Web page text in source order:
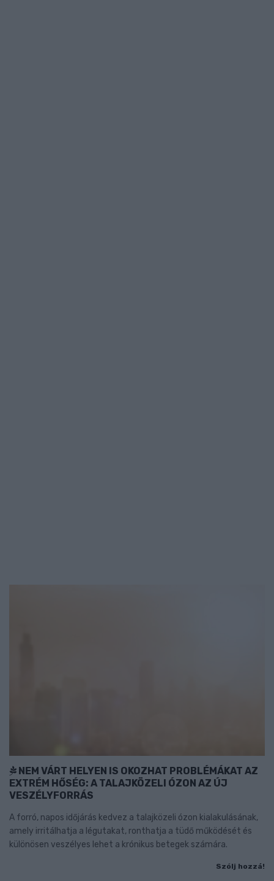
NEM VÁRT HELYEN IS OKOZHAT PROBLÉMÁKAT AZ
EXTRÉM HŐSÉG: A TALAJKÖZELI ÓZON AZ ÚJ
VESZÉLYFORRÁS
A forró, napos időjárás kedvez a talajközeli ózon kialakulásának,
amely irritálhatja a légutakat, ronthatja a tüdő működését és
különösen veszélyes lehet a krónikus betegek számára.
Szólj hozzá!